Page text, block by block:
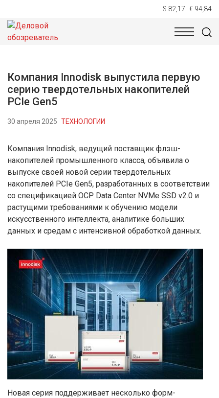
$ 82,17 € 94,84
НОВОСТИ
Компания Innodisk выпустила первую
серию твердотельных накопителей
PCIe Gen5
30 апреля 2025 ТЕХНОЛОГИИ
Компания Innodisk, ведущий поставщик флэш-
накопителей промышленного класса, объявила о
выпуске своей новой серии твердотельных
накопителей PCIe Gen5, разработанных в соответствии
со спецификацией OCP Data Center NVMe SSD v2.0 и
растущими требованиями к обучению модели
искусственного интеллекта, аналитике больших
данных и средам с интенсивной обработкой данных.
Новая серия поддерживает несколько форм-